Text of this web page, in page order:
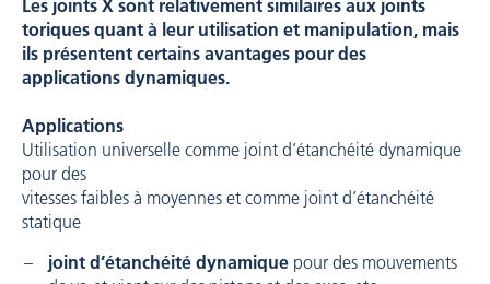
Les joints X sont relativement similaires aux joints
toriques quant à leur utilisation et manipulation, mais
ils présentent certains avantages pour des
applications dynamiques.
Applications
Utilisation universelle comme joint d’étanchéité dynamique
pour des
vitesses faibles à moyennes et comme joint d’étanchéité
statique
joint d’étanchéité dynamique pour des mouvements